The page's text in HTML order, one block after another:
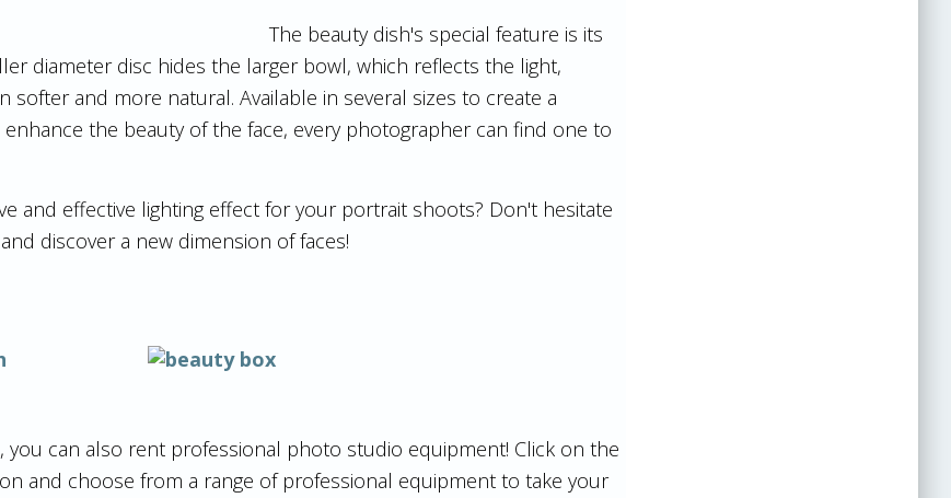
The beauty dish's special feature is its
diameter disc hides the larger bowl, which reflects the light,
softer and more natural. Available in several sizes to create a
the beauty of the face, every photographer can find one to
and effective lighting effect for your portrait shoots? Don't hesitate
discover a new dimension of faces!
you can also rent professional photo studio equipment! Click on the
and choose from a range of professional equipment to take your